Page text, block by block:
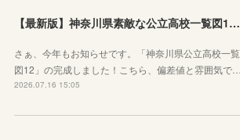
【最新版】神奈川県素敵な公立高校一覧図12が完成しました！
さぁ、今年もお知らせです。「神奈川県公立高校一覧
図12」の完成しました！こちら、偏差値と雰囲気で…
2026.07.16 15:05